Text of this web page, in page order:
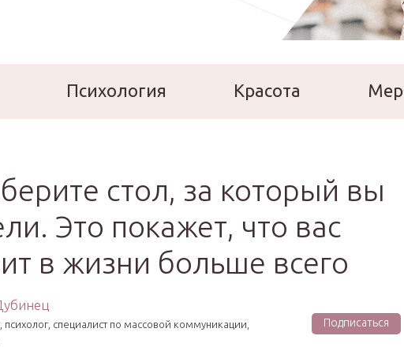
Психология Красота
стол, за который вы
Это покажет, что вас
в жизни больше всего
психолог, специалист по массовой коммуникации,
Подписаться